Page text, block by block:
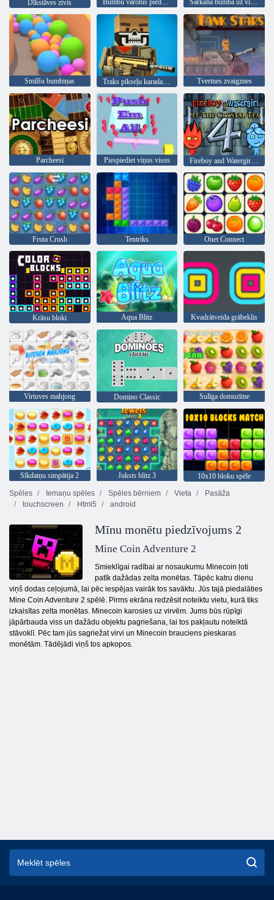
Dīkstāves zivis Bumbu varonis piedzīvojums: sarkans lielība bumbu Sarkanā bumba uz visiem laikiem
Smilšu bumbiņas Traks pikseļu karadarbība Tvertnes zvaigznes
Parcheesi Piespiediet viņus visus Fireboy and Watergirl 4: Kristāla templis
Fruta Crush Tentriks Onet Connect
Krāsu bloki Aqua Blitz Kvadrātveida grābeklis
Virtuves mahjong Domino Classic Sulīga domuzīme
Sīkdatņu simpātija 2 Juksts blitz 3
10x10 bloku spēle
Spēles
Iemaņu spēles Spēles bērniem Vieta
Pasāža
touchscreen
Html5 android
Mīnu monētu piedzīvojums 2
Mine Coin Adventure 2
Smieklīgai radībai ar nosaukumu Minecoin ļoti
patīk dažādas zelta monētas. Tāpēc katru dienu
viņš dodas ceļojumā, lai pēc iespējas vairāk tos savāktu. Jūs tajā piedalāties
Mine Coin Adventure 2 spēlē. Pirms ekrāna redzēsit noteiktu vietu, kurā tiks
izkaisītas zelta monētas. Minecoin karosies uz virvēm. Jums būs rūpīgi
jāpārbauda viss un dažādu objektu pagriešana, lai tos pakļautu noteiktā
stāvoklī. Pēc tam jūs sagriežat virvi un Minecoin brauciens pieskaras
monētām. Tādējādi viņš tos apkopos.